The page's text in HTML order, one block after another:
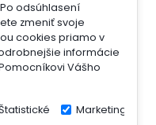
odsúhlasení
zmeniť svoje
cookies priamo v
informácie
Vášho
Marketingové